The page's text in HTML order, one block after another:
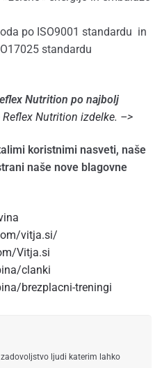
po ISO9001 standardu in
standardu
Nutrition po najbolj
Reflex Nutrition izdelke. –>
koristnimi nasveti, naše
naše nove blagovne
vitja.si/
Vitja.si
clanki
brezplacni-treningi
ljudi katerim lahko